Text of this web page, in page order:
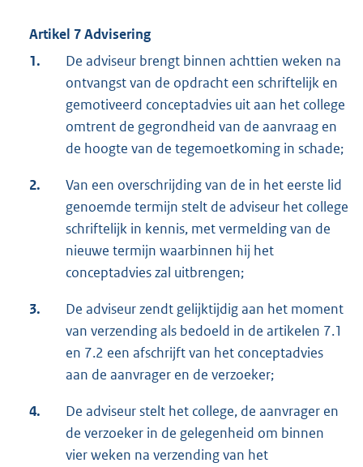
Artikel 7 Advisering
1.
De adviseur brengt binnen achttien weken na
ontvangst van de opdracht een schriftelijk en
gemotiveerd conceptadvies uit aan het college
omtrent de gegrondheid van de aanvraag en
de hoogte van de tegemoetkoming in schade;
2.
Van een overschrijding van de in het eerste lid
genoemde termijn stelt de adviseur het college
schriftelijk in kennis, met vermelding van de
nieuwe termijn waarbinnen hij het
conceptadvies zal uitbrengen;
3.
De adviseur zendt gelijktijdig aan het moment
van verzending als bedoeld in de artikelen 7.1
en 7.2 een afschrijft van het conceptadvies
aan de aanvrager en de verzoeker;
4.
De adviseur stelt het college, de aanvrager en
de verzoeker in de gelegenheid om binnen
vier weken na verzending van het